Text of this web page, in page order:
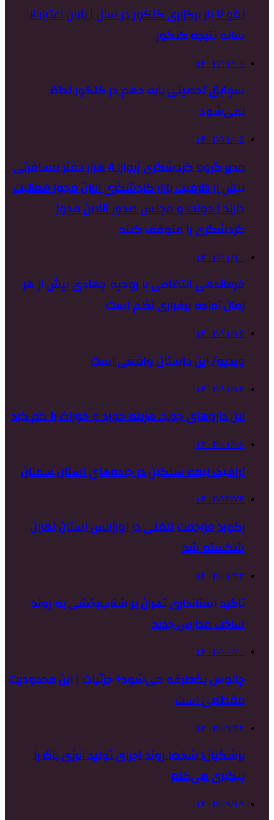
لغو ۲ بار برگزاری کنکور در سال | پایان اعتبار ۲
ساله نتیجه کنکور
۱۴۰۲/۱۱/۰۱
سوابق تحصیلی پایه دهم در کنکور لحاظ
نمی‌شود
۱۴۰۲/۱۱/۰۵
مدیر گروه گردشگری ژیوار: 4 هزار دفتر مسافرتی
بیش از ظرفیت بازار گردشگری ایران مجوز فعالیت
دارند | دولت و مجلس صدور آنلاین مجوز
گردشگری را متوقف کنند
۱۴۰۲/۱۱/۱۰
فرماندهی انتظامی با روحیه جهادی بیش از هر
زمان آماده برقراری نظم است
۱۴۰۲/۱۱/۱۶
ویدیو/ این داستان واقعی است
۱۴۰۲/۱۱/۱۲
این داروهای جدید، هزینه خورد و خوراک را کم کرد
۱۴۰۴/۰۱/۰۶
ترافیک نیمه سنگین در جاده‌های استان سمنان
۱۴۰۲/۱۲/۲۴
رکورد مزاحمت تلفنی در اورژانس استان تهران
شکسته شد
۱۴۰۴/۰۱/۲۳
تاکید استانداری تهران بر شتاب‌بخشی به روند
ساخت مدارس جدید
۱۴۰۲/۱۰/۲۰
چالوس یک‌طرفه می‌شود+ جزئیات | این محدودیت
مقطعی است
۱۴۰۳/۰۹/۲۲
پزشکیان: شخصا روند اجرای تولید انرژی پاک را
پیگیری می‌کنم
۱۴۰۳/۰۹/۱۹